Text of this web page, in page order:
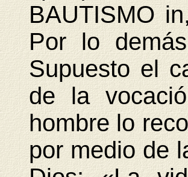
BAUTISMO
Por lo
Supuesto el
de la
hombre lo
por medio de